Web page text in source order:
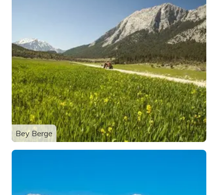
Bey Berge